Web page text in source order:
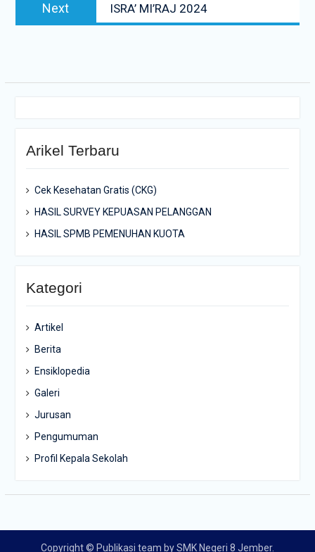
Next
post:
ISRA’ MI’RAJ 2024
Arikel Terbaru
Cek Kesehatan Gratis (CKG)
HASIL SURVEY KEPUASAN PELANGGAN
HASIL SPMB PEMENUHAN KUOTA
Kategori
Artikel
Berita
Ensiklopedia
Galeri
Jurusan
Pengumuman
Profil Kepala Sekolah
Copyright © Publikasi team by SMK Negeri 8 Jember.